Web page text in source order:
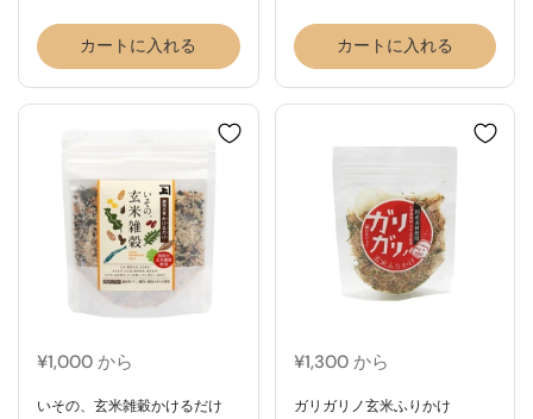
カートに入れる カートに入れる
¥1,000 から
いその、玄米雑穀かけるだけ
¥1,300 から
ガリガリノ玄米ふりかけ